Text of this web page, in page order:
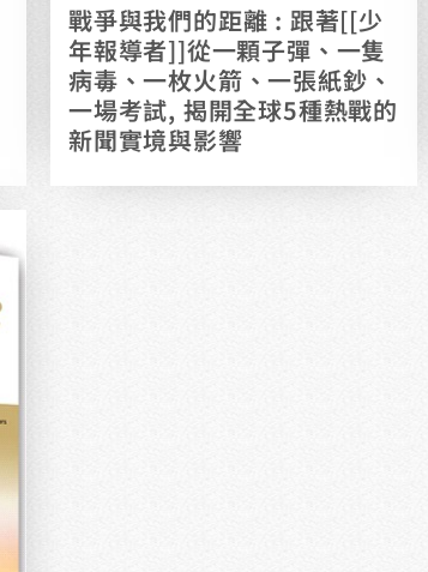
戰爭與我們的距離 : 跟著[[少
年報導者]]從一顆子彈、一隻
病毒、一枚火箭、一張紙鈔、
一場考試, 揭開全球5種熱戰的
新聞實境與影響